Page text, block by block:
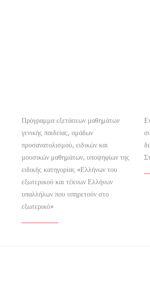
Πρόγραμμα εξετάσεων μαθημάτων
γενικής παιδείας, ομάδων
προσανατολισμού, ειδικών και
μουσικών μαθημάτων, υποψηφίων της
ειδικής κατηγορίας «Ελλήνων του
εξωτερικού και τέκνων Ελλήνων
υπαλλήλων που υπηρετούν στο
εξωτερικό»